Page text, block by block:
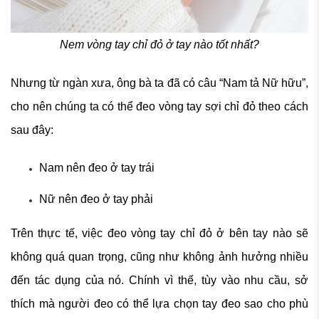
Nem vòng tay chỉ đỏ ở tay nào tốt nhất?
Nhưng từ ngàn xưa, ông bà ta đã có câu “Nam tả Nữ hữu”,
cho nên chúng ta có thể đeo vòng tay sợi chỉ đỏ theo cách
sau đây:
Nam nên đeo ở tay trái
Nữ nên đeo ở tay phải
Trên thực tế, việc đeo vòng tay chỉ đỏ ở bên tay nào sẽ
không quá quan trọng, cũng như không ảnh hưởng nhiều
đến tác dụng của nó. Chính vì thế, tùy vào nhu cầu, sở
thích mà người đeo có thể lựa chọn tay đeo sao cho phù